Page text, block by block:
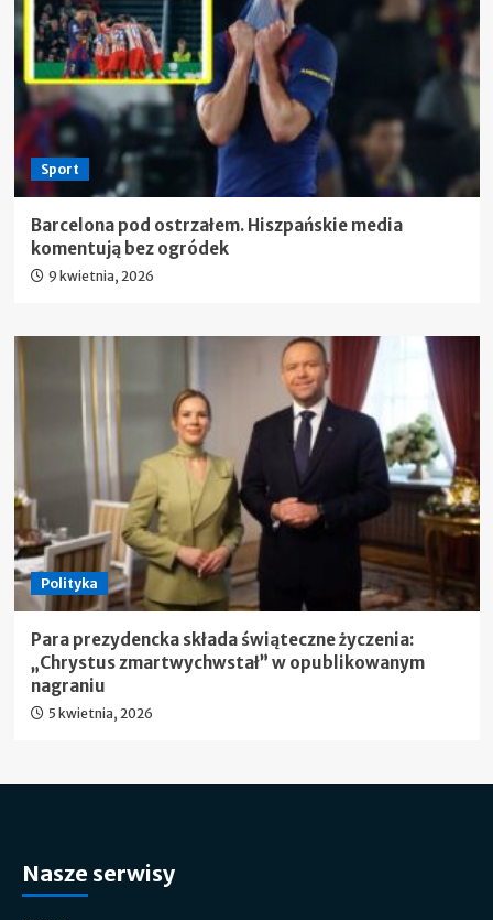
Sport
Barcelona pod ostrzałem. Hiszpańskie media
komentują bez ogródek
9 kwietnia, 2026
Polityka
Para prezydencka składa świąteczne życzenia:
„Chrystus zmartwychwstał” w opublikowanym
nagraniu
5 kwietnia, 2026
Nasze serwisy